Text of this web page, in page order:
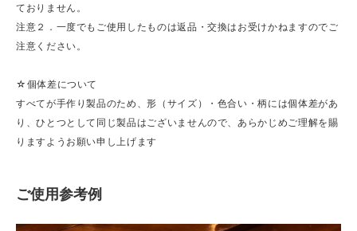
ておりません。
注意２．一度でもご使用したものは返品・交換はお受けかねますのでご
注意ください。
☆個体差について
すべてが手作り製品のため、形（サイズ）・色合い・柄には個体差があ
り、ひとつとして同じ製品はございませんので、あらかじめご理解を賜
りますようお願い申し上げます
ご使用参考例